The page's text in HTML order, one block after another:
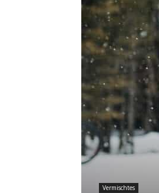
Vermischtes